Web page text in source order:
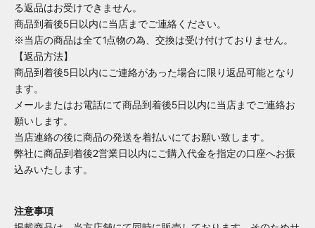
る返品はお受けできません。
商品到着後5日以内に当店までご連絡ください。
※当店の商品は全て1点物の為、交換は受け付けておりません。
【返品方法】
商品到着後5日以内にご連絡があった場合に限り返品可能となり
ます。
メールまたはお電話にて商品到着後5日以内に当店までご連絡お
願いします。
当店連絡の後に商品の発送を着払いにてお願い致します。
弊社に商品到着後2営業日以内にご購入代金を指定の口座へお振
込みいたします。
注意事項